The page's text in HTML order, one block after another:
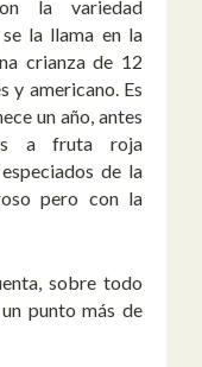
la variedad
la llama en la
crianza de 12
y americano. Es
un año, antes
a fruta roja
de la
pero con la
sobre todo
punto más de